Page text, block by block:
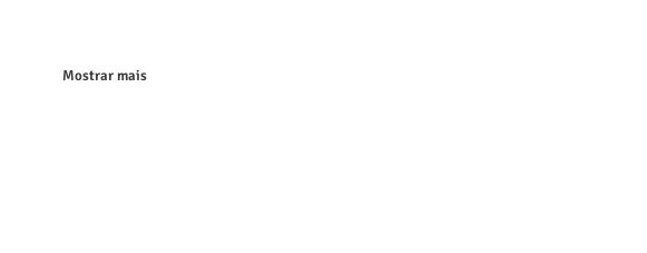
Mostrar mais